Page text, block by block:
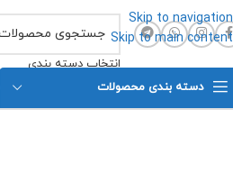
Skip to navigation
Skip to main content
انتخاب دسته بندی
دسته بندی محصولات